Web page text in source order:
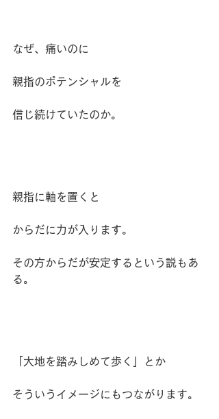
なぜ、痛いのに
親指のポテンシャルを
信じ続けていたのか。
親指に軸を置くと
からだに力が入ります。
その方からだが安定するという説もあ
る。
「大地を踏みしめて歩く」とか
そういうイメージにもつながります。